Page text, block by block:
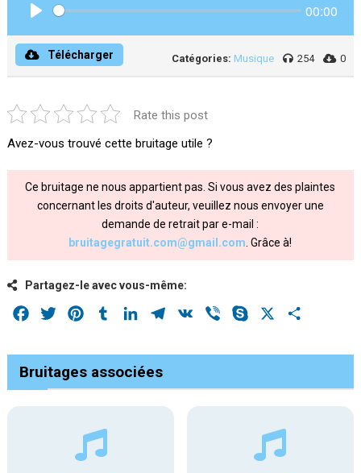
00:00
Télécharger Catégories: Musique 254 0
Rate this post
Avez-vous trouvé cette bruitage utile ?
Ce bruitage ne nous appartient pas. Si vous avez des plaintes
concernant les droits d'auteur, veuillez nous envoyer une
demande de retrait par e-mail :
bruitagegratuit.com@gmail.com . Grâce à!
Partagez-le avec vous-même:
Facebook
Twitter PinterestTumblrLinkedInTelegram
VK Viber Skype
Bruitages associées